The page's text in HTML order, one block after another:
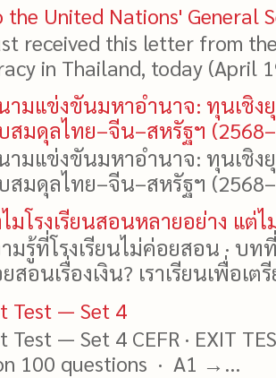
United Nations' General
received this letter from
in Thailand, today (April
ามแข่งขันมหาอำนาจ: ทุนเชิง
สมดุลไทย–จีน–สหรัฐฯ
ามแข่งขันมหาอำนาจ: ทุนเชิง
สมดุลไทย–จีน–สหรัฐฯ
มโรงเรียนสอนหลายอย่าง แต่ไ
มรู้ที่โรงเรียนไม่ค่อยสอน · บ
สอนเรื่องเงิน? เราเรียนเพื่อเต
Test — Set 4
Test — Set 4 CEFR · EXIT
100 questions · A1 →...